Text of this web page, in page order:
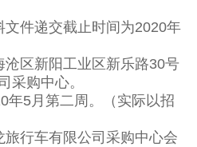
件递交截止时间为2020年
区新阳工业区新乐路30号
采购中心。
年5月第二周。（实际以招
行车有限公司采购中心会